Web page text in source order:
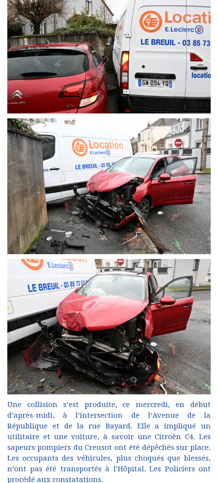
Une collision s’est produite, ce mercredi, en début
d’après-midi, à l’intersection de l’Avenue de la
République et de la rue Bayard. Elle a impliqué un
utilitaire et une voiture, à savoir une Citroën C4. Les
sapeurs pompiers du Creusot ont été dépêchés sur place.
Les occupants des véhicules, plus choqués que blessés,
n’ont pas été transportés à l’Hôpital. Les Policiers ont
procédé aux constatations.